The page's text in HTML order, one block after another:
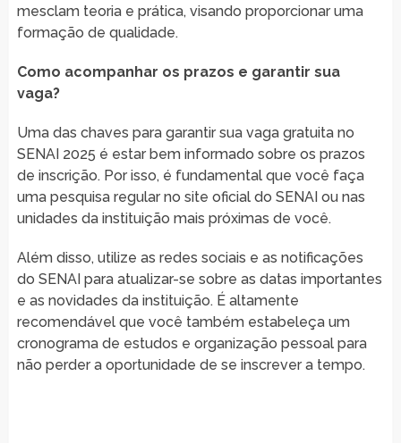
mesclam teoria e prática, visando proporcionar uma
formação de qualidade.
Como acompanhar os prazos e garantir sua
vaga?
Uma das chaves para garantir sua vaga gratuita no
SENAI 2025 é estar bem informado sobre os prazos
de inscrição. Por isso, é fundamental que você faça
uma pesquisa regular no site oficial do SENAI ou nas
unidades da instituição mais próximas de você.
Além disso, utilize as redes sociais e as notificações
do SENAI para atualizar-se sobre as datas importantes
e as novidades da instituição. É altamente
recomendável que você também estabeleça um
cronograma de estudos e organização pessoal para
não perder a oportunidade de se inscrever a tempo.